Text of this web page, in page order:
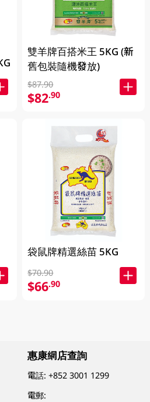
雙羊牌百搭米王 5KG (新
舊包裝隨機發放)
$87.90
$82.90
袋鼠牌精選絲苗 5KG
$70.90
$66.90
惠康網店查詢
電話:+852 3001 1299
電郵: